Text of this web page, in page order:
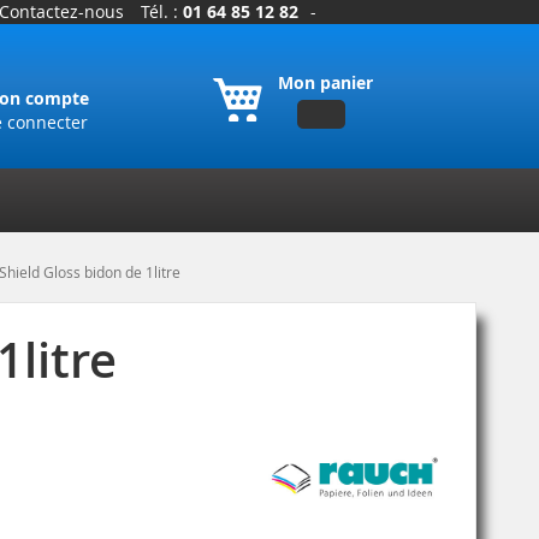
Contactez-nous Tél. : 01 64 85 12 82 -
Mon panier
compte
connecter
Gloss bidon de 1litre